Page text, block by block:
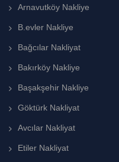
Arnavutköy Nakliye
B.evler Nakliye
Bağcılar Nakliyat
Bakırköy Nakliye
Başakşehir Nakliye
Göktürk Nakliyat
Avcılar Nakliyat
Etiler Nakliyat